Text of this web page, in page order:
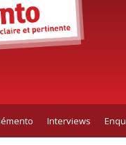
Interviews